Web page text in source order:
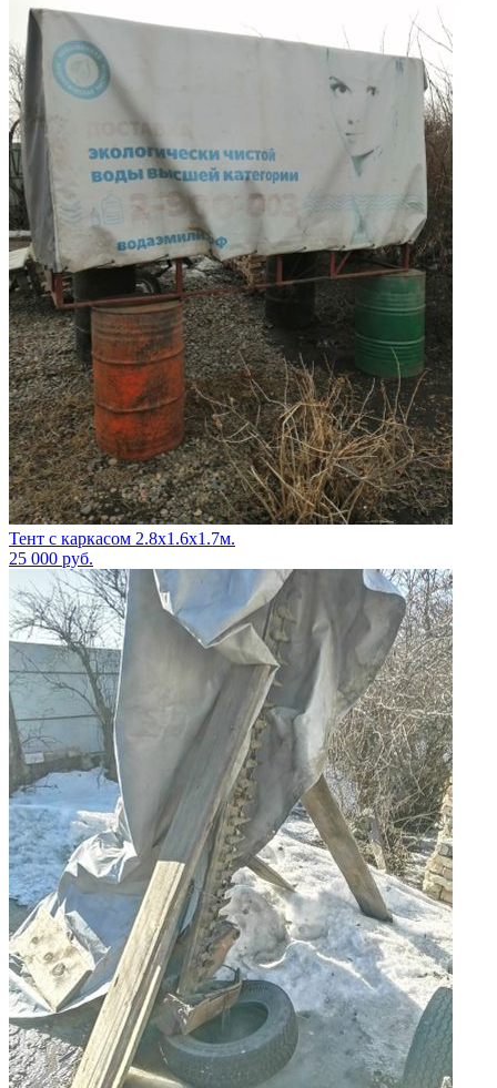
Тент с каркасом 2.8х1.6х1.7м.
25 000 руб.